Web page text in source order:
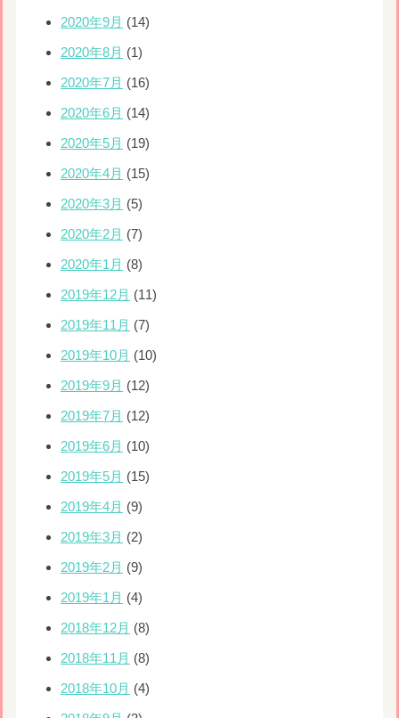
2020年9月 (14)
2020年8月 (1)
2020年7月 (16)
2020年6月 (14)
2020年5月 (19)
2020年4月 (15)
2020年3月 (5)
2020年2月 (7)
2020年1月 (8)
2019年12月 (11)
2019年11月 (7)
2019年10月 (10)
2019年9月 (12)
2019年7月 (12)
2019年6月 (10)
2019年5月 (15)
2019年4月 (9)
2019年3月 (2)
2019年2月 (9)
2019年1月 (4)
2018年12月 (8)
2018年11月 (8)
2018年10月 (4)